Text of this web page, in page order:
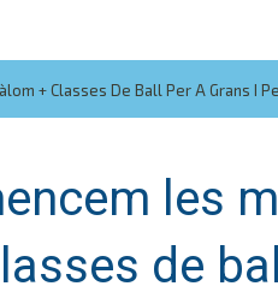
+ Classes De Ball Per A Grans I
les
de